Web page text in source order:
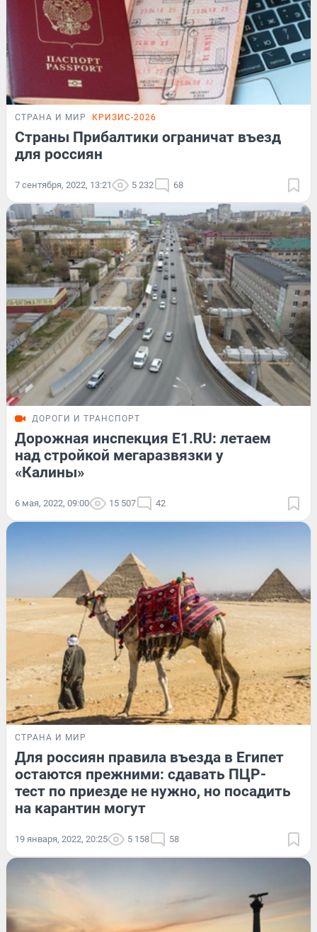
СТРАНА И МИР КРИЗИС-2026
Страны Прибалтики ограничат въезд
для россиян
7 сентября, 2022, 13:21 5 232 68
ДОРОГИ И ТРАНСПОРТ
Дорожная инспекция E1.RU: летаем
над стройкой мегаразвязки у
«Калины»
6 мая, 2022, 09:00 15 507 42
СТРАНА И МИР
Для россиян правила въезда в Египет
остаются прежними: сдавать ПЦР-
тест по приезде не нужно, но посадить
на карантин могут
19 января, 2022, 20:25 5 158 58